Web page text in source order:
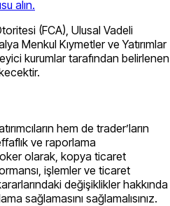
alın.
(FCA), Ulusal Vadeli
Menkul Kıymetler ve Yatırımlar
kurumlar tarafından belirlenen
hem de trader’ların
ve raporlama
olarak, kopya ticaret
işlemler ve ticaret
değişiklikler hakkında
sağlamasını sağlamalısınız.